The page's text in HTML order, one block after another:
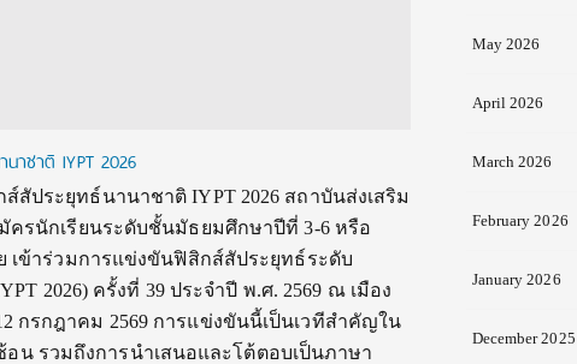
าชาติ IYPT 2026
ประยุทธ์นานาชาติ IYPT 2026 สถาบันส่งเสริม
ครนักเรียนระดับชั้นมัธยมศึกษาปีที่ 3-6 หรือ
เข้าร่วมการแข่งขันฟิสิกส์สัประยุทธ์ระดับ
IYPT 2026) ครั้งที่ 39 ประจำปี พ.ศ. 2569 ณ เมือง
กรกฎาคม 2569 การแข่งขันนี้เป็นเวทีสำคัญใน
รวมถึงการนำเสนอและโต้ตอบเป็นภาษา
May 2026
April 2026
March 2026
February 2026
January 2026
December 2025